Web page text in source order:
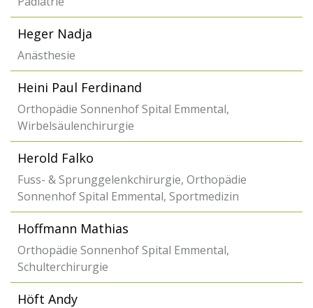
Heger Nadja
Anästhesie
Heini Paul Ferdinand
Orthopädie Sonnenhof Spital Emmental,
Wirbelsäulenchirurgie
Herold Falko
Fuss- & Sprunggelenkchirurgie, Orthopädie
Sonnenhof Spital Emmental, Sportmedizin
Hoffmann Mathias
Orthopädie Sonnenhof Spital Emmental,
Schulterchirurgie
Höft Andy